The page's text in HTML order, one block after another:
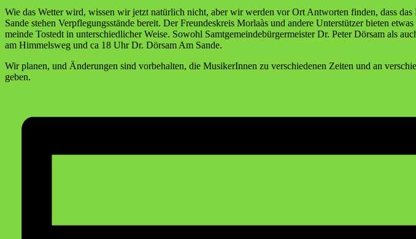
Wie das Wet­ter wird, wis­sen wir jetzt natür­lich nicht, aber wir wer­den vor Ort Ant­wor­ten fin­den, dass
San­de ste­hen Ver­pfle­gungs­stän­de bereit. Der Freun­des­kreis Mor­laàs und ande­re Unter­stüt­zer bie­ten
mein­de Tostedt in unter­schied­li­cher Wei­se. Sowohl Samt­ge­mein­de­bür­ger­meis­ter Dr. Peter Dör­sam als
am Him­mels­weg und ca 18 Uhr Dr. Dör­sam Am Sande.
Wir pla­nen, und Ände­run­gen sind vor­be­hal­ten, die Musi­ke­rIn­nen zu ver­schie­de­nen Zei­ten und an
geben.